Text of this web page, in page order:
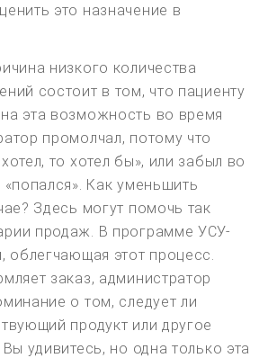
это назначение в
низкого количества
состоит в том, что пациенту
эта возможность во время
промолчал, потому что
то хотел бы», или забыл во
Как уменьшить
Здесь могут помочь так
продаж. В программе УСУ-
облегчающая этот процесс.
заказ, администратор
о том, следует ли
продукт или другое
удивитесь, но одна только эта